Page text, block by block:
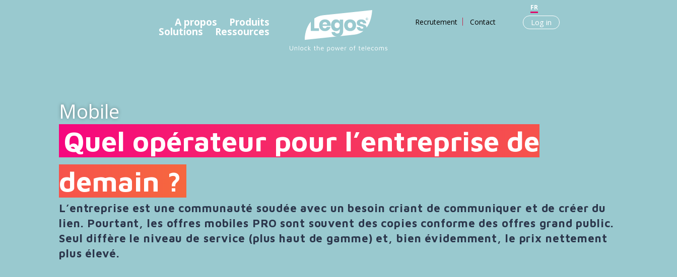
A propos Produits
Solutions Ressources
Recrutement Contact
FR
Log in
Mobile
Quel opérateur pour l’entreprise de
demain ?
L’entreprise est une communauté soudée avec un besoin criant de communiquer et de créer du
lien. Pourtant, les offres mobiles PRO sont souvent des copies conforme des offres grand public.
Seul diffère le niveau de service (plus haut de gamme) et, bien évidemment, le prix nettement
plus élevé.